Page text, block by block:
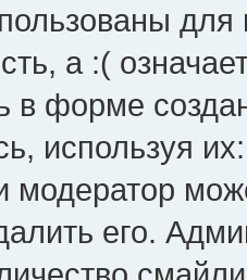
а :(
в форме
используя
модератор
его.